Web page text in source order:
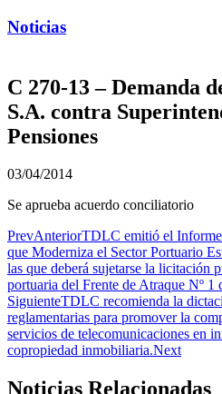
Noticias
C 270-13 – Demanda
S.A. contra
Pensiones
03/04/2014
Se aprueba acuerdo conciliatorio
PrevAnteriorTDLC emitió el
que Moderniza el Sector Portuario
las que deberá sujetarse la licitación
portuaria del Frente de Atraque Nº 1
SiguienteTDLC recomienda la
reglamentarias para promover la
servicios de telecomunicaciones en
copropiedad inmobiliaria.Next
Noticias Relacionadas